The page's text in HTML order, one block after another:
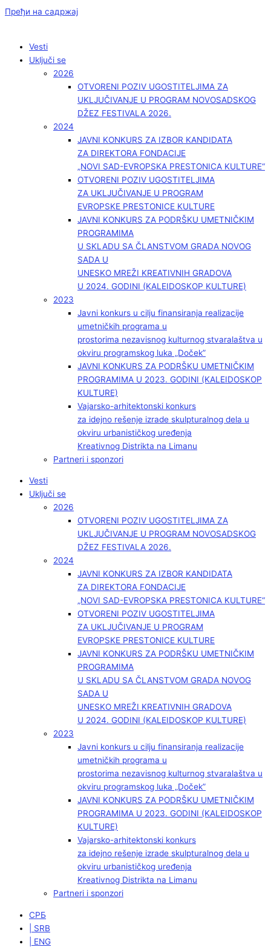
Пређи на садржај
Vesti
Uključi se
2026
OTVORENI POZIV UGOSTITELJIMA ZA
UKLJUČIVANJE U PROGRAM NOVOSADSKOG
DŽEZ FESTIVALA 2026.
2024
JAVNI KONKURS ZA IZBOR KANDIDATA
ZA DIREKTORA FONDACIJE
„NOVI SAD-EVROPSKA PRESTONICA KULTURE“
OTVORENI POZIV UGOSTITELJIMA
ZA UKLJUČIVANJE U PROGRAM
EVROPSKE PRESTONICE KULTURE
JAVNI KONKURS ZA PODRŠKU UMETNIČKIM
PROGRAMIMA
U SKLADU SA ČLANSTVOM GRADA NOVOG
SADA U
UNESKO MREŽI KREATIVNIH GRADOVA
U 2024. GODINI (KALEIDOSKOP KULTURE)
2023
Javni konkurs u cilju finansiranja realizacije
umetničkih programa u
prostorima nezavisnog kulturnog stvaralaštva u
okviru programskog luka „Doček”
JAVNI KONKURS ZA PODRŠKU UMETNIČKIM
PROGRAMIMA U 2023. GODINI (KALEIDOSKOP
KULTURE)
Vajarsko-arhitektonski konkurs
za idejno rešenje izrade skulpturalnog dela u
okviru urbanističkog uređenja
Kreativnog Distrikta na Limanu
Partneri i sponzori
Vesti
Uključi se
2026
OTVORENI POZIV UGOSTITELJIMA ZA
UKLJUČIVANJE U PROGRAM NOVOSADSKOG
DŽEZ FESTIVALA 2026.
2024
JAVNI KONKURS ZA IZBOR KANDIDATA
ZA DIREKTORA FONDACIJE
„NOVI SAD-EVROPSKA PRESTONICA KULTURE“
OTVORENI POZIV UGOSTITELJIMA
ZA UKLJUČIVANJE U PROGRAM
EVROPSKE PRESTONICE KULTURE
JAVNI KONKURS ZA PODRŠKU UMETNIČKIM
PROGRAMIMA
U SKLADU SA ČLANSTVOM GRADA NOVOG
SADA U
UNESKO MREŽI KREATIVNIH GRADOVA
U 2024. GODINI (KALEIDOSKOP KULTURE)
2023
Javni konkurs u cilju finansiranja realizacije
umetničkih programa u
prostorima nezavisnog kulturnog stvaralaštva u
okviru programskog luka „Doček”
JAVNI KONKURS ZA PODRŠKU UMETNIČKIM
PROGRAMIMA U 2023. GODINI (KALEIDOSKOP
KULTURE)
Vajarsko-arhitektonski konkurs
za idejno rešenje izrade skulpturalnog dela u
okviru urbanističkog uređenja
Kreativnog Distrikta na Limanu
Partneri i sponzori
СРБ
| SRB
| ENG